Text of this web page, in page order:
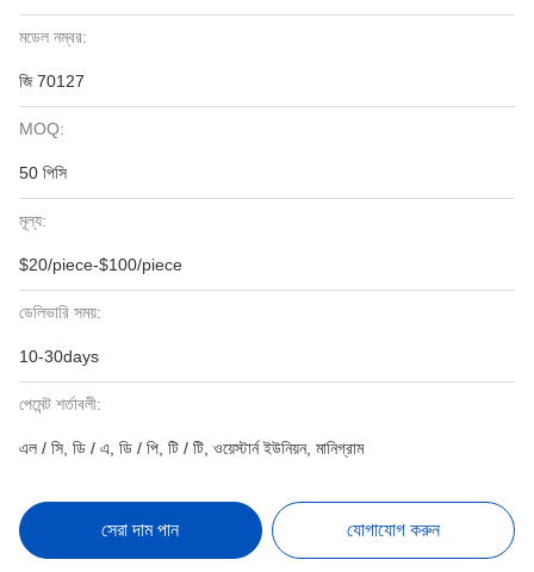
মডেল নম্বর:
জি 70127
MOQ:
50 পিসি
মূল্য:
$20/piece-$100/piece
ডেলিভারি সময়:
10-30days
পেমেন্ট শর্তাবলী:
এল / সি, ডি / এ, ডি / পি, টি / টি, ওয়েস্টার্ন ইউনিয়ন, মানিগ্রাম
সেরা দাম পান যোগাযোগ করুন